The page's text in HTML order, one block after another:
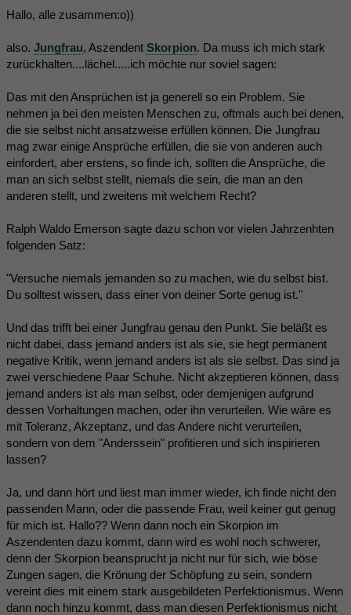
Hallo, alle zusammen:o))
also. Jungfrau, Aszendent Skorpion. Da muss ich mich stark
zurückhalten....lächel.....ich möchte nur soviel sagen:
Das mit den Ansprüchen ist ja generell so ein Problem. Sie
nehmen ja bei den meisten Menschen zu, oftmals auch bei denen,
die sie selbst nicht ansatzweise erfüllen können. Die Jungfrau
mag zwar einige Ansprüche erfüllen, die sie von anderen auch
einfordert, aber erstens, so finde ich, sollten die Ansprüche, die
man an sich selbst stellt, niemals die sein, die man an den
anderen stellt, und zweitens mit welchem Recht?
Ralph Waldo Emerson sagte dazu schon vor vielen Jahrzenhten
folgenden Satz:
"Versuche niemals jemanden so zu machen, wie du selbst bist.
Du solltest wissen, dass einer von deiner Sorte genug ist."
Und das trifft bei einer Jungfrau genau den Punkt. Sie beläßt es
nicht dabei, dass jemand anders ist als sie, sie hegt permanent
negative Kritik, wenn jemand anders ist als sie selbst. Das sind ja
zwei verschiedene Paar Schuhe. Nicht akzeptieren können, dass
jemand anders ist als man selbst, oder demjenigen aufgrund
dessen Vorhaltungen machen, oder ihn verurteilen. Wie wäre es
mit Toleranz, Akzeptanz, und das Andere nicht verurteilen,
sondern von dem "Anderssein" profitieren und sich inspirieren
lassen?
Ja, und dann hört und liest man immer wieder, ich finde nicht den
passenden Mann, oder die passende Frau, weil keiner gut genug
für mich ist. Hallo?? Wenn dann noch ein Skorpion im
Aszendenten dazu kommt, dann wird es wohl noch schwerer,
denn der Skorpion beansprucht ja nicht nur für sich, wie böse
Zungen sagen, die Krönung der Schöpfung zu sein, sondern
vereint dies mit einem stark ausgebildeten Perfektionismus. Wenn
dann noch hinzu kommt, dass man diesen Perfektionismus nicht